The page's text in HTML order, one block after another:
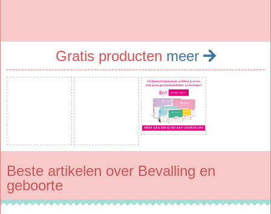
Gratis producten meer
Beste artikelen over Bevalling en
geboorte